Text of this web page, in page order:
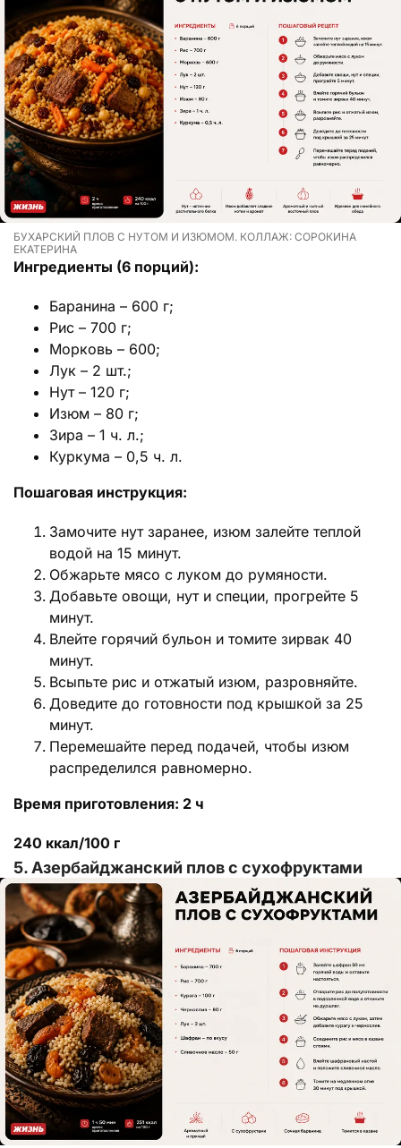
БУХАРСКИЙ ПЛОВ С НУТОМ И ИЗЮМОМ. КОЛЛАЖ: СОРОКИНА
ЕКАТЕРИНА
Ингредиенты (6 порций):
Баранина – 600 г;
Рис – 700 г;
Морковь – 600;
Лук – 2 шт.;
Нут – 120 г;
Изюм – 80 г;
Зира – 1 ч. л.;
Куркума – 0,5 ч. л.
Пошаговая инструкция:
Замочите нут заранее, изюм залейте теплой
водой на 15 минут.
Обжарьте мясо с луком до румяности.
Добавьте овощи, нут и специи, прогрейте 5
минут.
Влейте горячий бульон и томите зирвак 40
минут.
Всыпьте рис и отжатый изюм, разровняйте.
Доведите до готовности под крышкой за 25
минут.
Перемешайте перед подачей, чтобы изюм
распределился равномерно.
Время приготовления: 2 ч
240 ккал/100 г
5. Азербайджанский плов с сухофруктами